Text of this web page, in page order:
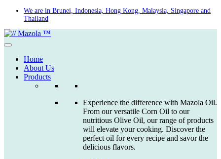
Skip
content
We are in Brunei, Indonesia, Hong Kong, Malaysia, Singapore and
Thailand
Home
About Us
Products
Experience the difference with Mazola Oil.
From our versatile Corn Oil to our
nutritious Olive Oil, our range of products
will elevate your cooking. Discover the
perfect oil for every recipe and savor the
delicious flavors.